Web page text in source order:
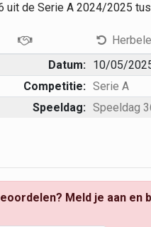
uit de Serie A 2024/2025
Datum: 10/05/
Competitie: Serie A
Speeldag: Speeldag
Meld je aan en